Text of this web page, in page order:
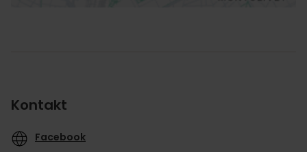
Kontakt
Facebook